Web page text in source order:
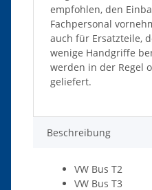
empfohlen, den
Fachpersonal
auch für Ersatzteile,
wenige Handgriffe
werden in der Regel
geliefert.
Beschreibung
VW Bus T2
VW Bus T3